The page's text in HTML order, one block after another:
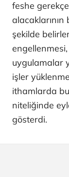
feshe
şekilde
uygulamalar
işler
ithamlarda
niteliğinde
gösterdi.